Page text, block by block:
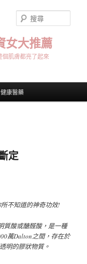
女大推薦
肌膚都亮了起來
尋
健康醫藥
定
不知道的神奇功效!
質酸或醣醛酸，是一種
萬Dalton之間，存在於
明的膠狀物質。